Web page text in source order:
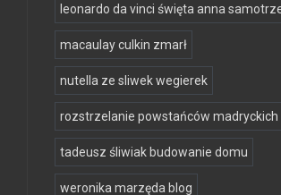
leonardo da vinci święta anna
macaulay culkin zmarł
nutella ze sliwek wegierek
rozstrzelanie powstańców madryckich
tadeusz śliwiak budowanie domu
weronika marzęda blog